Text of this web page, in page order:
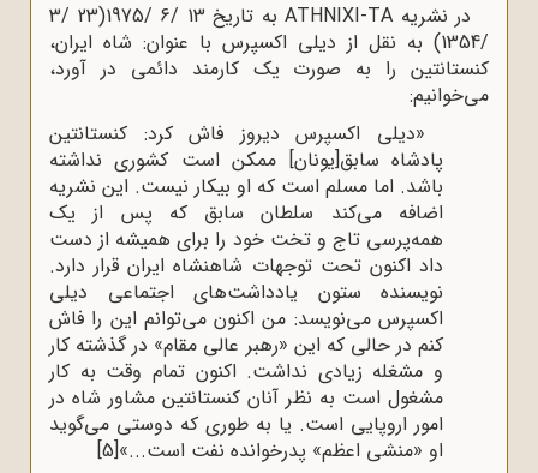
در نشریه ATHNIXI-TA به تاریخ 13 /6 /1975(23 /3
/1354) به نقل از دیلی اکسپرس با عنوان: شاه ایران،
کنستانتین را به صورت یک کارمند دائمی در آورد،
می‌خوانیم:
«دیلی اکسپرس دیروز فاش کرد: کنستانتین
پادشاه سابق[یونان] ممکن است کشوری نداشته
باشد. اما مسلم است که او بیکار نیست. این نشریه
اضافه می‌کند سلطان سابق که پس از یک
همه‌پرسی تاج و تخت خود را برای همیشه از دست
داد اکنون تحت توجهات شاهنشاه ایران قرار دارد.
نویسنده ستون یادداشت‌های اجتماعی دیلی
اکسپرس می‌نویسد: من اکنون می‌توانم این را فاش
کنم در حالی که این «رهبر عالی مقام» در گذشته کار
و مشغله زیادی نداشت. اکنون تمام وقت به کار
مشغول است به نظر آنان کنستانتین مشاور شاه در
امور اروپایی است. یا به طوری که دوستی می‌‌گوید
او «منشی اعظم» پدرخوانده نفت است...»[5]